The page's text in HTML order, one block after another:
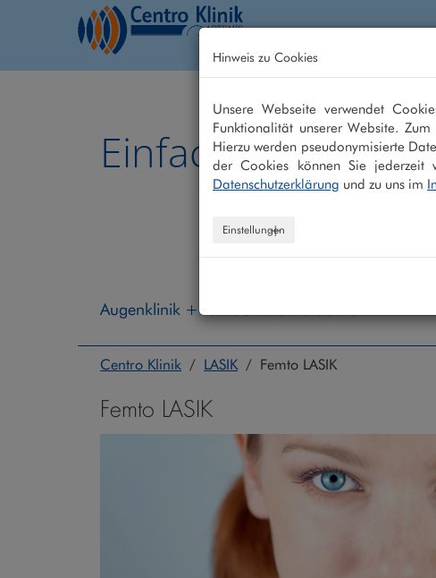
Home Behandlungen
Einfach besser
Augenklinik +49 208 - 30 40 30 40
Centro Klinik / LASIK/ Femto LASIK
Femto LASIK
Hinweis zu Cookies
Unsere Webseite verwendet
Funktionalität unserer Website.
Hierzu werden pseudonymisierte
der Cookies können Sie jederzeit
Datenschutzerklärung und zu uns im
Einstellungen